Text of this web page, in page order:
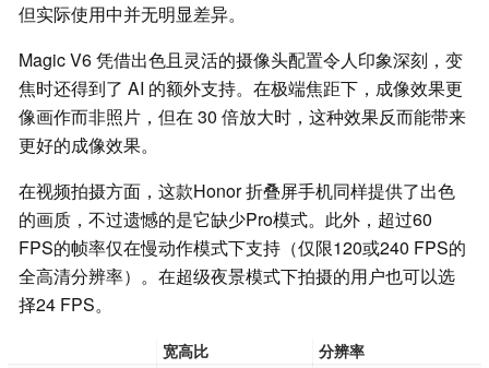
但实际使用中并无明显差异。
Magic V6 凭借出色且灵活的摄像头配置令人印象深刻，变
焦时还得到了 AI 的额外支持。在极端焦距下，成像效果更
像画作而非照片，但在 30 倍放大时，这种效果反而能带来
更好的成像效果。
在视频拍摄方面，这款Honor 折叠屏手机同样提供了出色
的画质，不过遗憾的是它缺少Pro模式。此外，超过60
FPS的帧率仅在慢动作模式下支持（仅限120或240 FPS的
全高清分辨率）。在超级夜景模式下拍摄的用户也可以选
择24 FPS。
宽高比 分辨率